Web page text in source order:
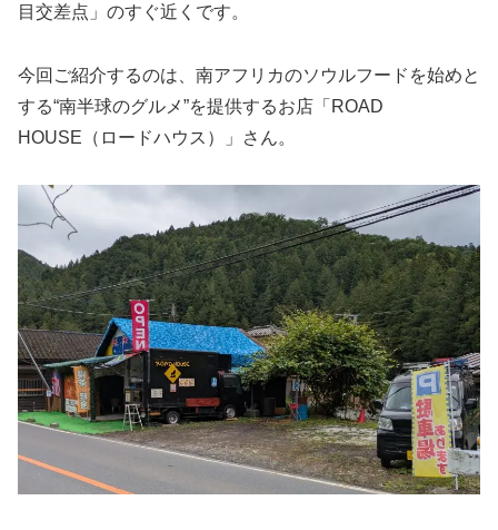
目交差点」のすぐ近くです。
今回ご紹介するのは、南アフリカのソウルフードを始めと
する“南半球のグルメ”を提供するお店「ROAD
HOUSE（ロードハウス）」さん。